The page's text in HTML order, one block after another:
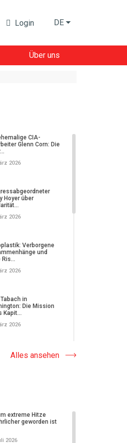
Login DE
Über uns
CIA-
Glenn Corn: Die
2026
Hoyer über
2026
Verborgene
und
Ris...
2026
in
Die Mission
Kapit...
2026
und die
Interview mit
Ein eindringliche...
2026
Alles ansehen
extreme Hitze
geworden ist
2026